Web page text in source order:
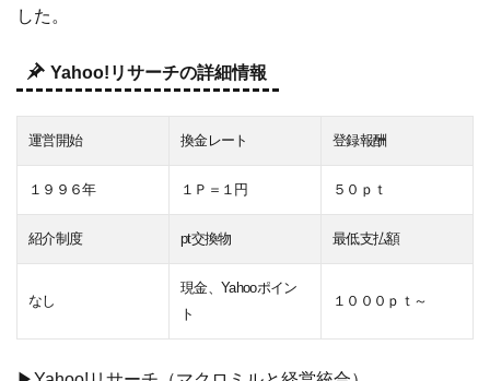
した。
Yahoo!リサーチの詳細情報
運営開始 換金レート 登録報酬
１９９６年 １Ｐ＝１円 ５０ｐｔ
紹介制度 pt交換物 最低支払額
なし
現金、Yahooポイン
ト
１０００ｐｔ～